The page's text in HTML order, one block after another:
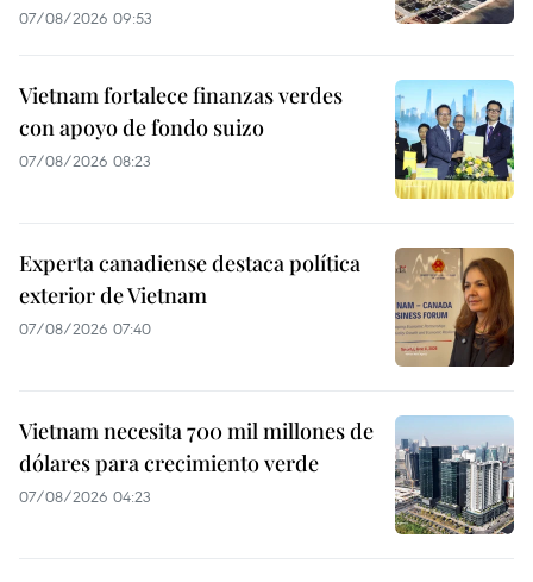
07/08/2026 09:53
Vietnam fortalece finanzas verdes
con apoyo de fondo suizo
07/08/2026 08:23
Experta canadiense destaca política
exterior de Vietnam
07/08/2026 07:40
Vietnam necesita 700 mil millones de
dólares para crecimiento verde
07/08/2026 04:23